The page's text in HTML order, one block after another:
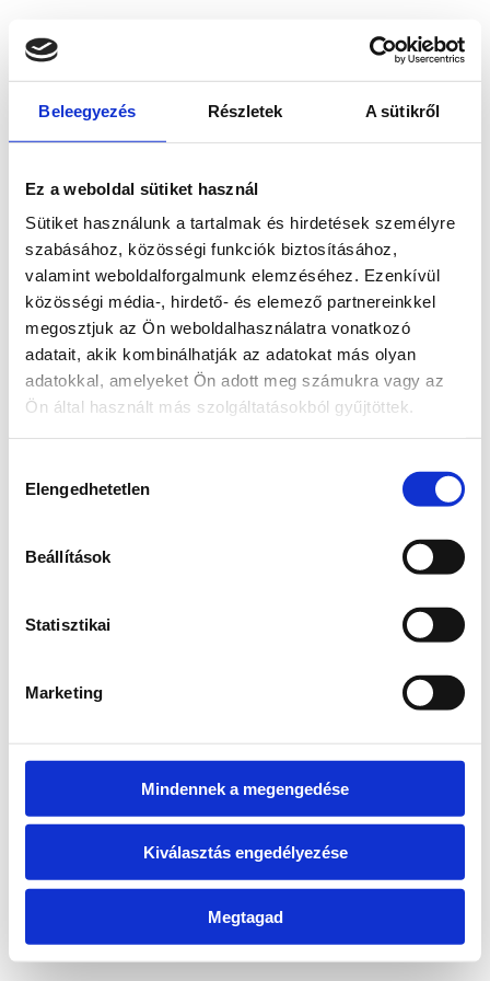
Beleegyezés Részletek A sütikről
Ez a weboldal sütiket használ
Sütiket használunk a tartalmak és hirdetések személyre
szabásához, közösségi funkciók biztosításához,
valamint weboldalforgalmunk elemzéséhez. Ezenkívül
közösségi média-, hirdető- és elemező partnereinkkel
megosztjuk az Ön weboldalhasználatra vonatkozó
adatait, akik kombinálhatják az adatokat más olyan
adatokkal, amelyeket Ön adott meg számukra vagy az
Ön által használt más szolgáltatásokból gyűjtöttek.
kiválasztása
Elengedhetetlen
Beállítások
Statisztikai
Marketing
Mindennek a megengedése
Kiválasztás engedélyezése
Megtagad
loadingwww.bicapp.hu
(see the browser console for more